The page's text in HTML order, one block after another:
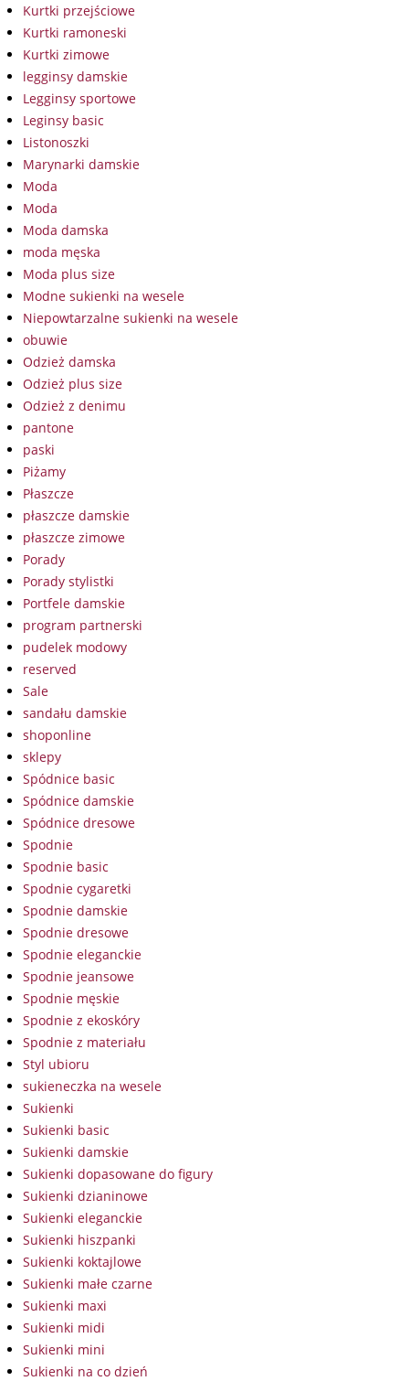
Kurtki przejściowe
Kurtki ramoneski
Kurtki zimowe
legginsy damskie
Legginsy sportowe
Leginsy basic
Listonoszki
Marynarki damskie
Moda
Moda
Moda damska
moda męska
Moda plus size
Modne sukienki na wesele
Niepowtarzalne sukienki na wesele
obuwie
Odzież damska
Odzież plus size
Odzież z denimu
pantone
paski
Piżamy
Płaszcze
płaszcze damskie
płaszcze zimowe
Porady
Porady stylistki
Portfele damskie
program partnerski
pudelek modowy
reserved
Sale
sandału damskie
shoponline
sklepy
Spódnice basic
Spódnice damskie
Spódnice dresowe
Spodnie
Spodnie basic
Spodnie cygaretki
Spodnie damskie
Spodnie dresowe
Spodnie eleganckie
Spodnie jeansowe
Spodnie męskie
Spodnie z ekoskóry
Spodnie z materiału
Styl ubioru
sukieneczka na wesele
Sukienki
Sukienki basic
Sukienki damskie
Sukienki dopasowane do figury
Sukienki dzianinowe
Sukienki eleganckie
Sukienki hiszpanki
Sukienki koktajlowe
Sukienki małe czarne
Sukienki maxi
Sukienki midi
Sukienki mini
Sukienki na co dzień